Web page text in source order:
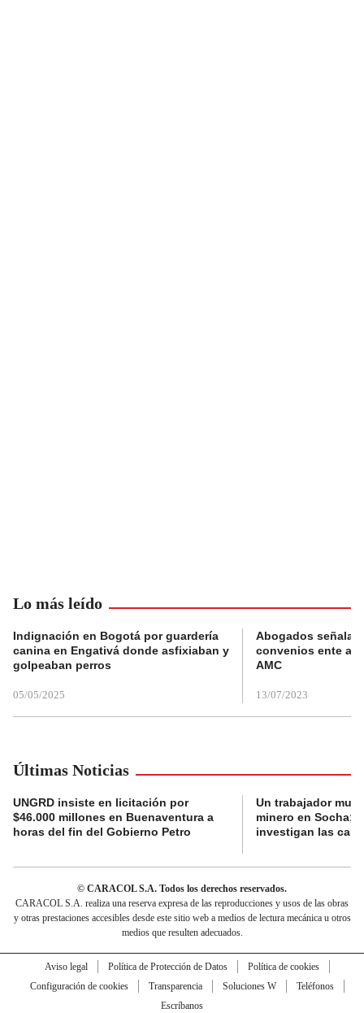
Lo más leído
Indignación en Bogotá por guardería
canina en Engativá donde asfixiaban y
golpeaban perros
05/05/2025
Abogados
convenios ente
AMC
13/07/2023
Últimas Noticias
UNGRD insiste en licitación por
$46.000 millones en Buenaventura a
horas del fin del Gobierno Petro
Un trabajador
minero en Socha;
investigan las
© CARACOL S.A. Todos los derechos reservados.
CARACOL S.A. realiza una reserva expresa de las reproducciones y usos de las obras
y otras prestaciones accesibles desde este sitio web a medios de lectura mecánica u otros
medios que resulten adecuados.
Aviso legal Política de Protección de Datos
Política de cookies
Configuración de cookies
Transparencia Soluciones W
Teléfonos
Escríbanos